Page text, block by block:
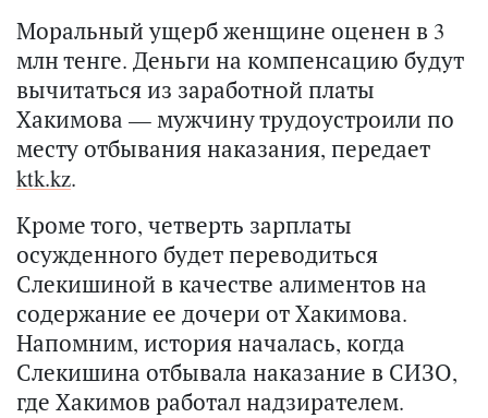
Моральный ущерб женщине оценен в 3
млн тенге. Деньги на компенсацию будут
вычитаться из заработной платы
Хакимова — мужчину трудоустроили по
месту отбывания наказания, передает
ktk.kz.
Кроме того, четверть зарплаты
осужденного будет переводиться
Слекишиной в качестве алиментов на
содержание ее дочери от Хакимова.
Напомним, история началась, когда
Слекишина отбывала наказание в СИЗО,
где Хакимов работал надзирателем.